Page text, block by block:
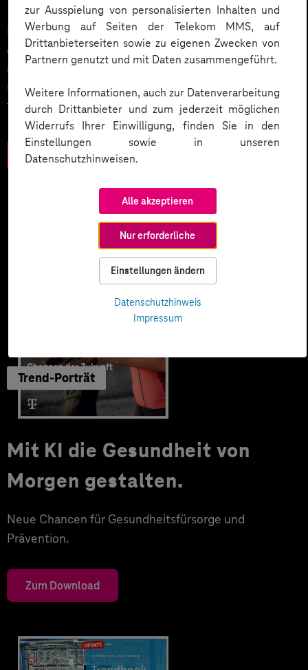
zur Ausspielung von personalisierten Inhalten und
Werbung auf Seiten der Telekom MMS, auf
Drittanbieterseiten sowie zu eigenen Zwecken von
Partnern genutzt und mit Daten zusammengeführt.
Weitere Informationen, auch zur Datenverarbeitung
durch Drittanbieter und zum jederzeit möglichen
Widerrufs Ihrer Einwilligung, finden Sie in den
Einstellungen sowie in unseren
Datenschutzhinweisen.
Alle akzeptieren
Nur erforderliche
Einstellungen ändern
Datenschutzhinweis
Impressum
KI wird der nächste große Treiber in der Digitalisierung
des Kundenservices sein. Wie wird dies umgesetzt
und welche weiteren Smart Services setzen
Unternehmen ein? Werfen Sie einen Blick in unser
Trendbook.
Zum Download
Trend-Porträt
Mit KI die Gesundheit von
Morgen gestalten.
Neue Chancen für Gesundheitsfürsorge und
Prävention.
Zum Download